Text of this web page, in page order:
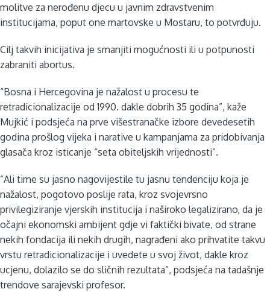
molitve za nerođenu djecu u javnim zdravstvenim
institucijama, poput one martovske u Mostaru, to potvrđuju.
Cilj takvih inicijativa je smanjiti mogućnosti ili u potpunosti
zabraniti abortus.
“Bosna i Hercegovina je nažalost u procesu te
retradicionalizacije od 1990. dakle dobrih 35 godina”, kaže
Mujkić i podsjeća na prve višestranačke izbore devedesetih
godina prošlog vijeka i narative u kampanjama za pridobivanja
glasača kroz isticanje “seta obiteljskih vrijednosti”.
“Ali time su jasno nagovijestile tu jasnu tendenciju koja je
nažalost, pogotovo poslije rata, kroz svojevrsno
privilegiziranje vjerskih institucija i naširoko legalizirano, da je
očajni ekonomski ambijent gdje vi faktički bivate, od strane
nekih fondacija ili nekih drugih, nagrađeni ako prihvatite takvu
vrstu retradicionalizacije i uvedete u svoj život, dakle kroz
ucjenu, dolazilo se do sličnih rezultata”, podsjeća na tadašnje
trendove sarajevski profesor.